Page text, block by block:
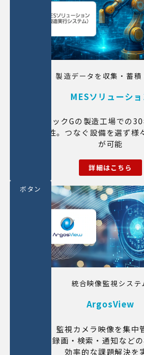
製造データを収集・蓄積
MESソリューショ
パナソニックGの製造工場での
績・信頼性。つなぐ設備を選ず
が可能
詳細はこちら
統合映像監視システ
ArgosView
監視カメラ映像を集中
録画・検索・通知など
効率的な課題解決を
ボタン